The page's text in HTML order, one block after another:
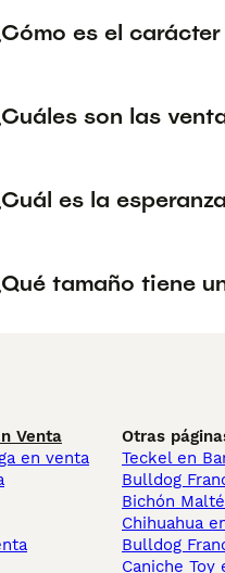
es el
son las
es la
tamaño tiene
Venta
en venta
Otras
Teckel en
Bulldog
Bichón
Chihuahua
Bulldog
Caniche Toy